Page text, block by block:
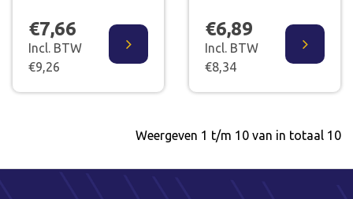
€7,66
Incl. BTW
€9,26
€6,89
Incl. BTW
€8,34
Weergeven 1 t/m 10 van in totaal 10